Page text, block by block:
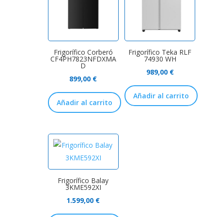
Frigorífico Corberó
CF4PH7823NFDXMA
D
899,00 €
Añadir al carrito
Frigorífico Teka RLF
74930 WH
989,00 €
Añadir al carrito
Frigorífico Balay
3KME592XI
1.599,00 €